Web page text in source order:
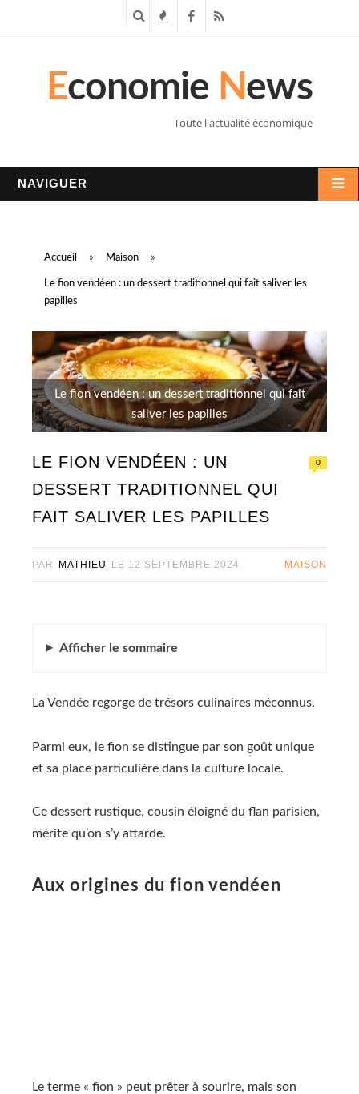
c n
s
F
c
R
S
Economie News
Toute l'actualité économique
NAVIGUER
Accueil » Maison »
Le fion vendéen : un dessert traditionnel qui fait saliver les
papilles
Le fion vendéen : un dessert traditionnel qui fait
saliver les papilles
LE FION VENDÉEN : UN
DESSERT TRADITIONNEL QUI
FAIT SALIVER LES PAPILLES
0
PAR MATHIEU LE 12 SEPTEMBRE 2024 MAISON
Afficher le sommaire
La Vendée regorge de trésors culinaires méconnus.
Parmi eux, le fion se distingue par son goût unique
et sa place particulière dans la culture locale.
Ce dessert rustique, cousin éloigné du flan parisien,
mérite qu’on s’y attarde.
Aux origines du fion vendéen
Le terme « fion » peut prêter à sourire, mais son